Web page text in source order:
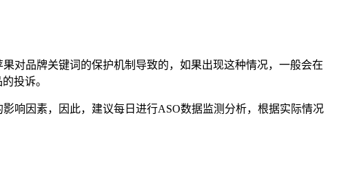
对品牌关键词的保护机制导致的，如果出现这种情况，一般会在
投诉。
响因素，因此，建议每日进行ASO数据监测分析，根据实际情况